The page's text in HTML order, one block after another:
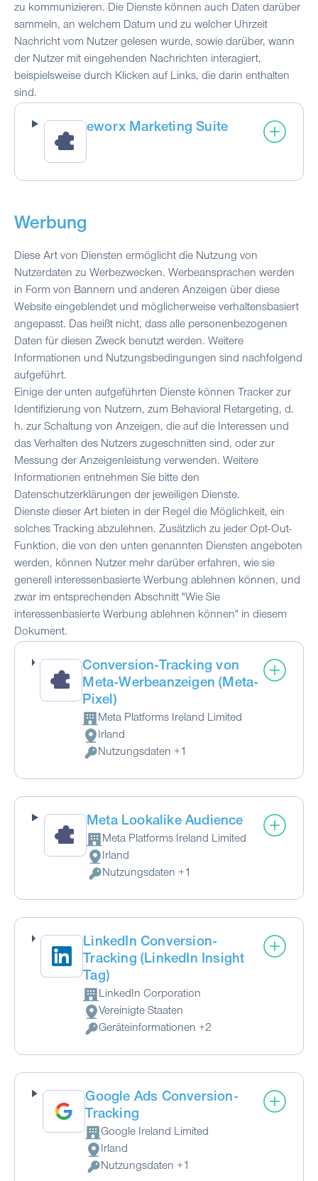
zu kommunizieren. Die Dienste können auch Daten darüber
sammeln, an welchem Datum und zu welcher Uhrzeit
Nachricht vom Nutzer gelesen wurde, sowie darüber, wann
der Nutzer mit eingehenden Nachrichten interagiert,
beispielsweise durch Klicken auf Links, die darin enthalten
sind.
eworx Marketing Suite
Werbung
Diese Art von Diensten ermöglicht die Nutzung von
Nutzerdaten zu Werbezwecken. Werbeansprachen werden
in Form von Bannern und anderen Anzeigen über diese
Website eingeblendet und möglicherweise verhaltensbasiert
angepasst. Das heißt nicht, dass alle personenbezogenen
Daten für diesen Zweck benutzt werden. Weitere
Informationen und Nutzungsbedingungen sind nachfolgend
aufgeführt.
Einige der unten aufgeführten Dienste können Tracker zur
Identifizierung von Nutzern, zum Behavioral Retargeting, d.
h. zur Schaltung von Anzeigen, die auf die Interessen und
das Verhalten des Nutzers zugeschnitten sind, oder zur
Messung der Anzeigenleistung verwenden. Weitere
Informationen entnehmen Sie bitte den
Datenschutzerklärungen der jeweiligen Dienste.
Dienste dieser Art bieten in der Regel die Möglichkeit, ein
solches Tracking abzulehnen. Zusätzlich zu jeder Opt-Out-
Funktion, die von den unten genannten Diensten angeboten
werden, können Nutzer mehr darüber erfahren, wie sie
generell interessenbasierte Werbung ablehnen können, und
zwar im entsprechenden Abschnitt "Wie Sie
interessenbasierte Werbung ablehnen können" in diesem
Dokument.
Conversion-Tracking von
Meta-Werbeanzeigen (Meta-
Pixel)
Firma:
Meta Platforms Ireland Limited
Verarbeitungsort:
Irland
Verarbeitete personenbezogene Daten:
Nutzungsdaten +1
Meta Lookalike Audience
Firma:
Meta Platforms Ireland Limited
Verarbeitungsort:
Irland
Verarbeitete personenbezogene Daten:
Nutzungsdaten +1
LinkedIn Conversion-
Tracking (LinkedIn Insight
Tag)
Firma:
LinkedIn Corporation
Verarbeitungsort:
Vereinigte Staaten
Verarbeitete personenbezogene Daten:
Geräteinformationen +2
Google Ads Conversion-
Tracking
Firma:
Google Ireland Limited
Verarbeitungsort:
Irland
Verarbeitete personenbezogene Daten:
Nutzungsdaten +1